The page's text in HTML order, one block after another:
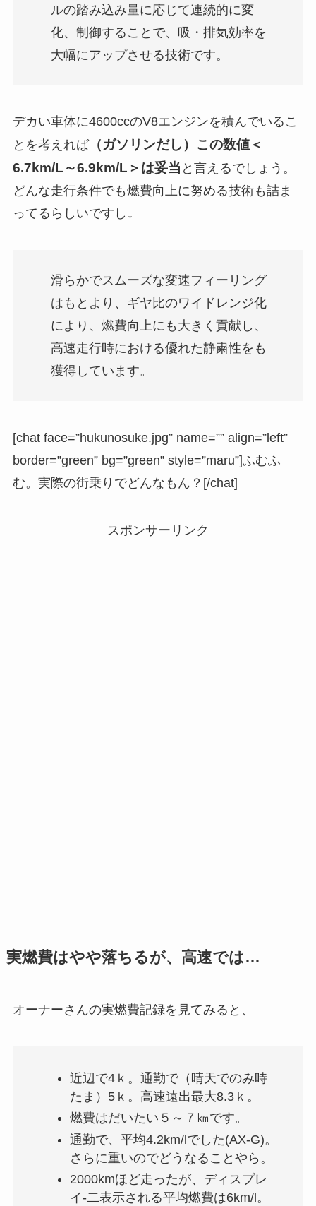
ルの踏み込み量に応じて連続的に変
化、制御することで、吸・排気効率を
大幅にアップさせる技術です。
デカい車体に4600ccのV8エンジンを積んでいるこ
とを考えれば（ガソリンだし）この数値＜
6.7km/L～6.9km/L＞は妥当 と言えるでしょう。
どんな走行条件でも燃費向上に努める技術も詰ま
ってるらしいですし↓
滑らかでスムーズな変速フィーリング
はもとより、ギヤ比のワイドレンジ化
により、燃費向上にも大きく貢献し、
高速走行時における優れた静粛性をも
獲得しています。
[chat face=”hukunosuke.jpg” name=”” align=”left”
border=”green” bg=”green” style=”maru”]ふむふ
む。実際の街乗りでどんなもん？[/chat]
スポンサーリンク
実燃費はやや落ちるが、高速では…
オーナーさんの実燃費記録を見てみると、
近辺で4ｋ。通勤で（晴天でのみ時
たま）5ｋ。高速遠出最大8.3ｋ。
燃費はだいたい５～７㎞です。
通勤で、平均4.2km/lでした(AX-G)。
さらに重いのでどうなることやら。
2000kmほど走ったが、ディスプレ
イ-二表示される平均燃費は6km/l。